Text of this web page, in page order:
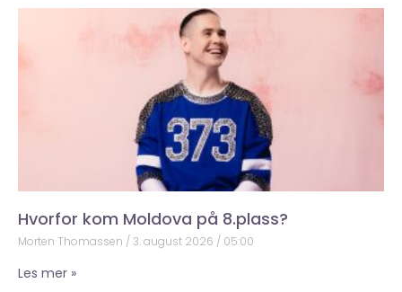
Hvorfor kom Moldova på 8.plass?
Morten Thomassen 3. august 2026 05:00
Les mer »